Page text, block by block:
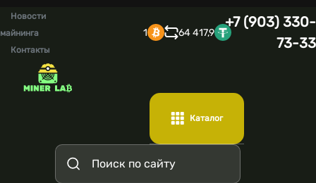
Новости
майнинга
Контакты
1 64 417,9
+7 (903) 330-
73-33
Каталог